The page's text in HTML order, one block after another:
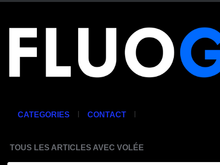
CATEGORIES | CONTACT |
TOUS LES ARTICLES AVEC VOLÉE